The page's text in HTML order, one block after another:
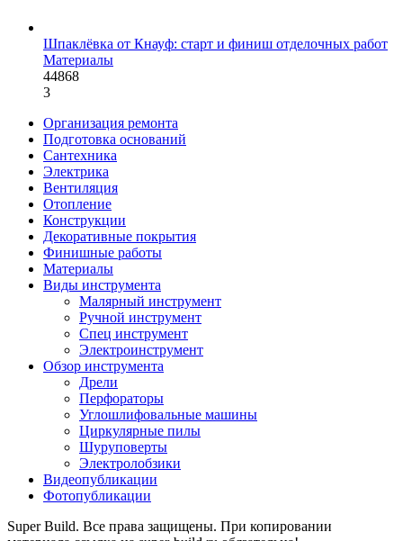
Шпаклёвка от Кнауф: старт и финиш отделочных работ
Материалы
44868
3
Организация ремонта
Подготовка оснований
Сантехника
Электрика
Вентиляция
Отопление
Конструкции
Декоративные покрытия
Финишные работы
Материалы
Виды инструмента
Малярный инструмент
Ручной инструмент
Спец инструмент
Электроинструмент
Обзор инструмента
Дрели
Перфораторы
Углошлифовальные машины
Циркулярные пилы
Шуруповерты
Электролобзики
Видеопубликации
Фотопубликации
Super Build. Все права защищены. При копировании